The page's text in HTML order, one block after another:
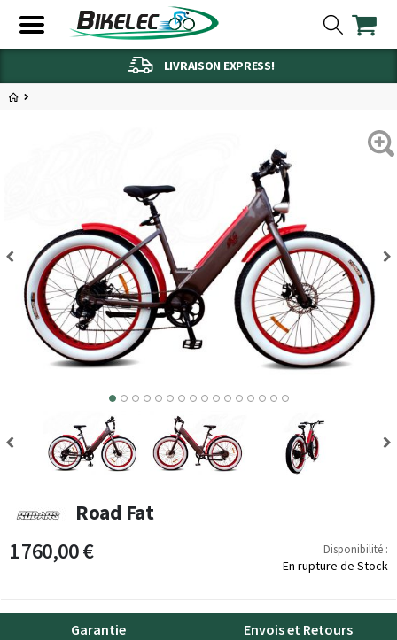
LIVRAISON EXPRESS!
Road Fat
1 760,00 € Disponibilité :
En rupture de Stock
Garantie Envois et Retours